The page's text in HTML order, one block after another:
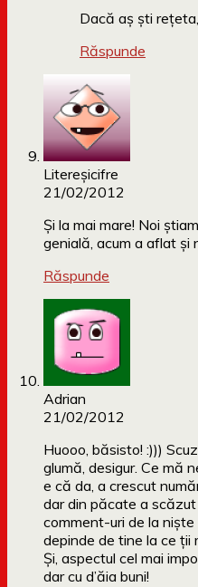
Dacă aș ști
Răspunde
Litereşicifre
21/02/2012
Şi la mai mare! Noi
genială, acum a aflat şi
Răspunde
Adrian
21/02/2012
Huooo, băsisto! :)))
glumă, desigur. Ce mă
e că da, a crescut
dar din păcate a
comment-uri de la
depinde de tine la ce ții
Și, aspectul cel mai
dar cu d’ăia buni!